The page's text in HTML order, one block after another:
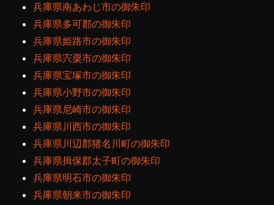
兵庫県南あわじ市の御朱印
兵庫県多可郡の御朱印
兵庫県姫路市の御朱印
兵庫県宍粟市の御朱印
兵庫県宝塚市の御朱印
兵庫県小野市の御朱印
兵庫県尼崎市の御朱印
兵庫県川西市の御朱印
兵庫県川辺郡猪名川町の御朱印
兵庫県揖保郡太子町の御朱印
兵庫県明石市の御朱印
兵庫県朝来市の御朱印